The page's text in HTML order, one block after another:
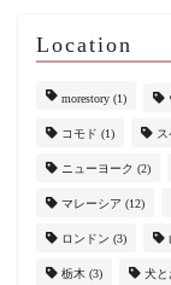
Location
morestory (1)
コモド (1) ス
ニューヨーク (2)
マレーシア (12)
ロンドン (3)
栃木 (3) 犬と